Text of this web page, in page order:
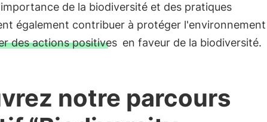
de la biodiversité et des pratiques
également contribuer à protéger l'environnement
des actions positives en faveur de la biodiversité.
notre parcours